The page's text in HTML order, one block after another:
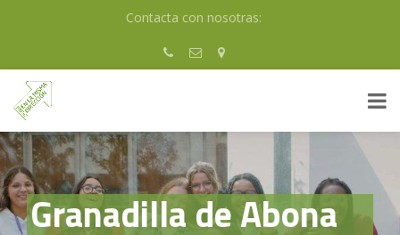
Contacta con nosotras:
Granadilla de Abona